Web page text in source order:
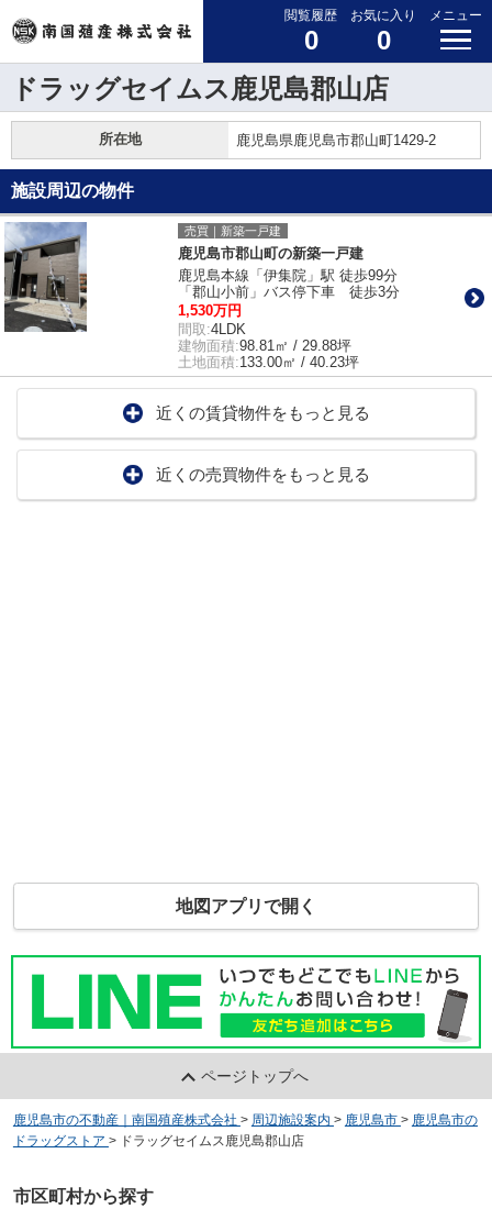
閲覧履歴
0
お気に入り
0
メニュー
ドラッグセイムス鹿児島郡山店
所在地 鹿児島県鹿児島市郡山町1429-2
施設周辺の物件
売買｜新築一戸建
鹿児島市郡山町の新築一戸建
鹿児島本線「伊集院」駅 徒歩99分
「郡山小前」バス停下車 徒歩3分
1,530万円
間取:4LDK
建物面積:98.81㎡ / 29.88坪
土地面積:133.00㎡ / 40.23坪
近くの賃貸物件をもっと見る
近くの売買物件をもっと見る
地図アプリで開く
ページトップへ
鹿児島市の不動産｜南国殖産株式会社 > 周辺施設案内 > 鹿児島市 > 鹿児島市の
ドラッグストア > ドラッグセイムス鹿児島郡山店
市区町村から探す